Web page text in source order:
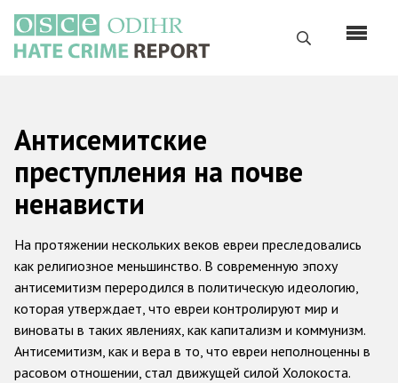
основному
содержанию
Поиск
Русский
Main
navigation
Главная
Наш мандат
Наша методология
Карта сайта
Часто задаваемые вопросы
Антисемитские
преступления на почве
ненависти
На протяжении нескольких веков евреи преследовались
как религиозное меньшинство. В современную эпоху
антисемитизм переродился в политическую идеологию,
которая утверждает, что евреи контролируют мир и
виноваты в таких явлениях, как капитализм и коммунизм.
Антисемитизм, как и вера в то, что евреи неполноценны в
расовом отношении, стал движущей силой Холокоста.